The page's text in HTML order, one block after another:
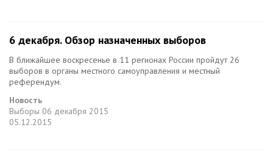
6 декабря. Обзор назначенных выборов
В ближайшее воскресенье в 11 регионах России пройдут 26
выборов в органы местного самоуправления и местный
референдум.
Новость
Выборы 06 декабря 2015
05.12.2015